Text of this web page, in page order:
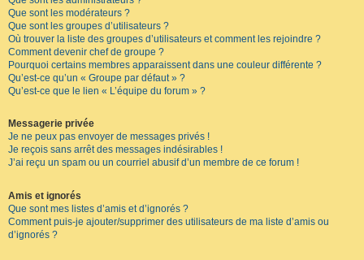
Que sont les modérateurs ?
Que sont les groupes d’utilisateurs ?
Où trouver la liste des groupes d’utilisateurs et comment les rejoindre ?
Comment devenir chef de groupe ?
Pourquoi certains membres apparaissent dans une couleur différente ?
Qu’est-ce qu’un « Groupe par défaut » ?
Qu’est-ce que le lien « L’équipe du forum » ?
Messagerie privée
Je ne peux pas envoyer de messages privés !
Je reçois sans arrêt des messages indésirables !
J’ai reçu un spam ou un courriel abusif d’un membre de ce forum !
Amis et ignorés
Que sont mes listes d’amis et d’ignorés ?
Comment puis-je ajouter/supprimer des utilisateurs de ma liste d’amis ou
d’ignorés ?